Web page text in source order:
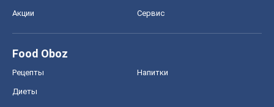
Акции Сервис
Food Oboz
Рецепты Напитки
Диеты